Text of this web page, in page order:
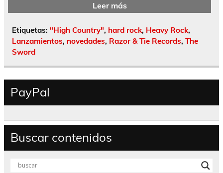
Leer más
Etiquetas: "High Country", hard rock, Heavy Rock,
Lanzamientos, novedades, Razor & Tie Records, The
Sword
PayPal
Buscar contenidos